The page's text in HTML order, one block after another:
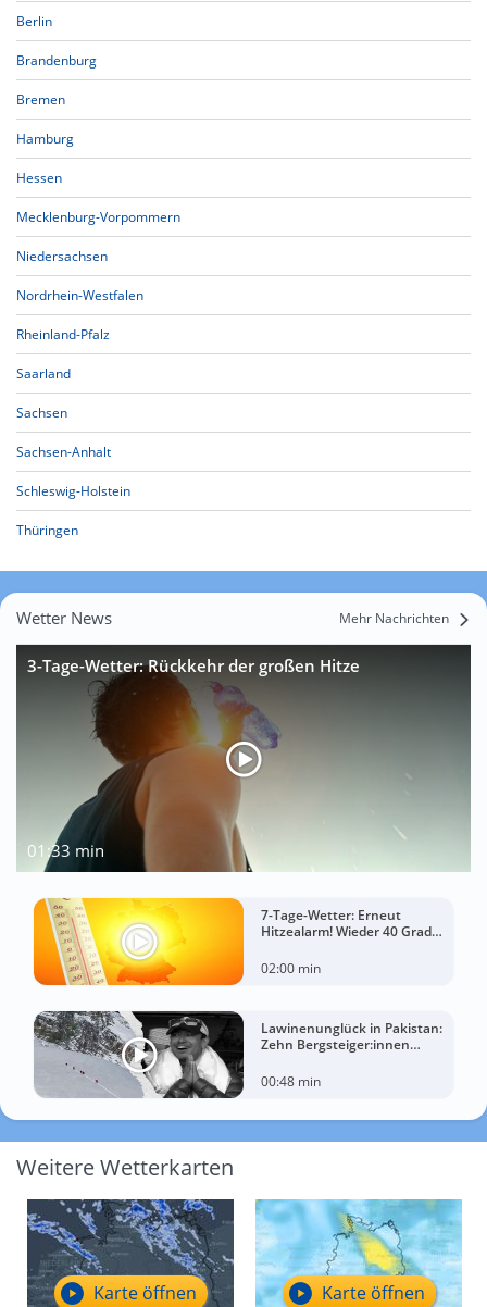
Berlin
Brandenburg
Bremen
Hamburg
Hessen
Mecklenburg-Vorpommern
Niedersachsen
Nordrhein-Westfalen
Rheinland-Pfalz
Saarland
Sachsen
Sachsen-Anhalt
Schleswig-Holstein
Thüringen
Wetter News Mehr Nachrichten
3-Tage-Wetter: Rückkehr der großen Hitze
01:33 min
7-Tage-Wetter: Erneut
Hitzealarm! Wieder 40 Grad
02:00 min
Lawinenunglück in Pakistan:
Zehn Bergsteiger:innen
00:48 min
Weitere Wetterkarten
Karte öffnen Karte öffnen